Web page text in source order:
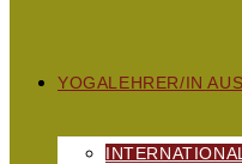
YOGALEHRER/IN